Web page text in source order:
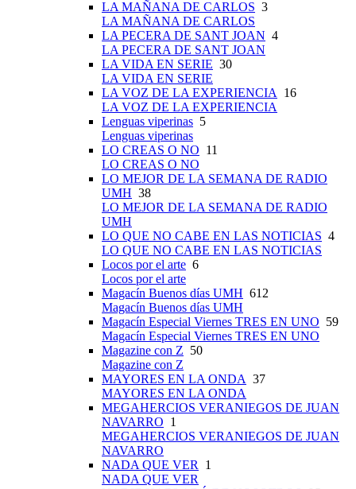
LA MAÑANA DE CARLOS 3
LA MAÑANA DE CARLOS
LA PECERA DE SANT JOAN 4
LA PECERA DE SANT JOAN
LA VIDA EN SERIE 30
LA VIDA EN SERIE
LA VOZ DE LA EXPERIENCIA
16
LA VOZ DE LA EXPERIENCIA
Lenguas viperinas 5
Lenguas viperinas
LO CREAS O NO 11
LO CREAS O NO
LO MEJOR DE LA SEMANA DE RADIO
UMH 38
LO MEJOR DE LA SEMANA DE RADIO
UMH
LO QUE NO CABE EN LAS NOTICIAS 4
LO QUE NO CABE EN LAS NOTICIAS
Locos por el arte 6
Locos por el arte
Magacín Buenos días UMH 612
Magacín Buenos días UMH
Magacín Especial Viernes TRES EN UNO 59
Magacín Especial Viernes TRES EN UNO
Magazine con Z 50
Magazine con Z
MAYORES EN LA ONDA 37
MAYORES EN LA ONDA
MEGAHERCIOS VERANIEGOS DE JUAN
NAVARRO 1
MEGAHERCIOS VERANIEGOS DE JUAN
NAVARRO
NADA QUE VER
1
NADA QUE VER